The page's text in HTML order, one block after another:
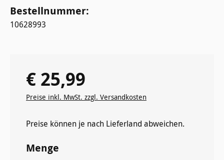
Bestellnummer:
10628993
Regulärer Preis:
€ 25,99
Preise inkl. MwSt. zzgl. Versandkosten
Preise können je nach Lieferland abweichen.
Menge